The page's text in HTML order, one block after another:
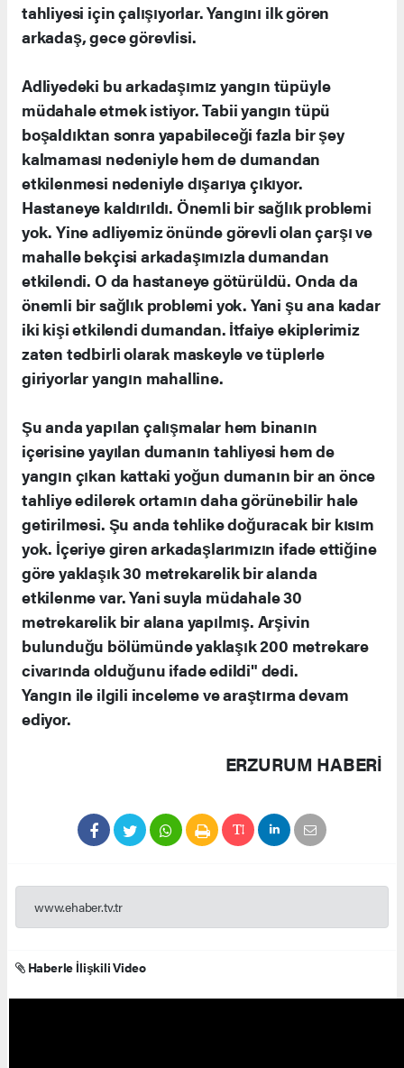
tahliyesi için çalışıyorlar. Yangını ilk gören
arkadaş, gece görevlisi.
Adliyedeki bu arkadaşımız yangın tüpüyle
müdahale etmek istiyor. Tabii yangın tüpü
boşaldıktan sonra yapabileceği fazla bir şey
kalmaması nedeniyle hem de dumandan
etkilenmesi nedeniyle dışarıya çıkıyor.
Hastaneye kaldırıldı. Önemli bir sağlık problemi
yok. Yine adliyemiz önünde görevli olan çarşı ve
mahalle bekçisi arkadaşımızla dumandan
etkilendi. O da hastaneye götürüldü. Onda da
önemli bir sağlık problemi yok. Yani şu ana kadar
iki kişi etkilendi dumandan. İtfaiye ekiplerimiz
zaten tedbirli olarak maskeyle ve tüplerle
giriyorlar yangın mahalline.
Şu anda yapılan çalışmalar hem binanın
içerisine yayılan dumanın tahliyesi hem de
yangın çıkan kattaki yoğun dumanın bir an önce
tahliye edilerek ortamın daha görünebilir hale
getirilmesi. Şu anda tehlike doğuracak bir kısım
yok. İçeriye giren arkadaşlarımızın ifade ettiğine
göre yaklaşık 30 metrekarelik bir alanda
etkilenme var. Yani suyla müdahale 30
metrekarelik bir alana yapılmış. Arşivin
bulunduğu bölümünde yaklaşık 200 metrekare
civarında olduğunu ifade edildi" dedi.
Yangın ile ilgili inceleme ve araştırma devam
ediyor.
ERZURUM HABERİ
www.ehaber.tv.tr
Haberle İlişkili Video